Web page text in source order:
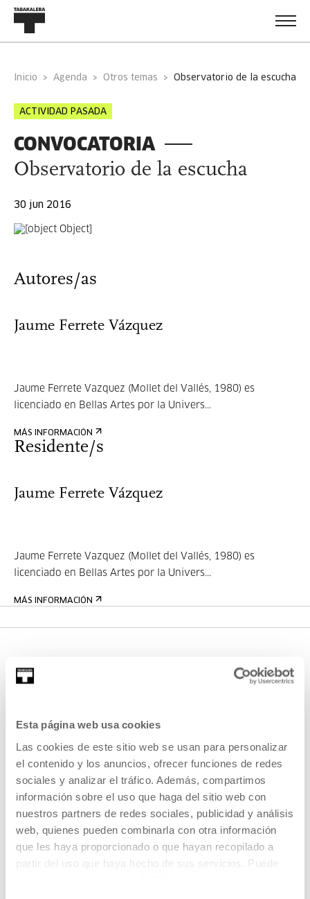
Esta página web usa cookies
Las cookies de este sitio web se usan para personalizar
el contenido y los anuncios, ofrecer funciones de redes
sociales y analizar el tráfico. Además, compartimos
información sobre el uso que haga del sitio web con
nuestros partners de redes sociales, publicidad y análisis
web, quienes pueden combinarla con otra información
que les haya proporcionado o que hayan recopilado a
partir del uso que haya hecho de sus servicios. Puede
Inicio Agenda Otros temas observatorio de la escucha
ACTIVIDAD PASADA
CONVOCATORIA
Observatorio de la escucha
30 jun 2016
Autores/as
Jaume Ferrete Vázquez
Jaume Ferrete Vazquez (Mollet del Vallés, 1980) es
licenciado en Bellas Artes por la Univers...
MÁS INFORMACIÓN
Residente/s
Jaume Ferrete Vázquez
Jaume Ferrete Vazquez (Mollet del Vallés, 1980) es
licenciado en Bellas Artes por la Univers...
MÁS INFORMACIÓN
REGÍSTRATE AL BOLETÍN
AGENDA
VISÍTANOS
CONTACTO Y HORARIOS